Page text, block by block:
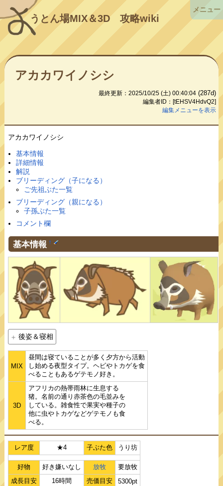
うとん場MIX＆3D攻略wiki
アカカワイノシシ
最終更新：2025/10/25 (土) 00:40:04 (287d)
編集者ID：[tEHSV4HdvQ2]
編集メニューを表示
アカカワイノシシ
基本情報
詳細情報
解説
ブリーディング（子になる）
ご先祖ぶた一覧
ブリーディング（親になる）
子孫ぶた一覧
コメント欄
基本情報 †
後姿＆寝相
MIX
昼間は寝ていることが多く夕方から活動
し始める夜型タイプ。ヘビやトカゲを食
べることもあるゲテモノ好き。
3D
アフリカの熱帯雨林に生息する
猪。名前の通り赤茶色の毛並みを
している。雑食性で果実や種子の
他に虫やトカゲなどゲテモノも食
べる。
レア度 ★4 子ぶた色 うり坊
好物 好き嫌いなし 放牧
要放牧
成長目安
16時間 売価目安 5300pt
メニュー